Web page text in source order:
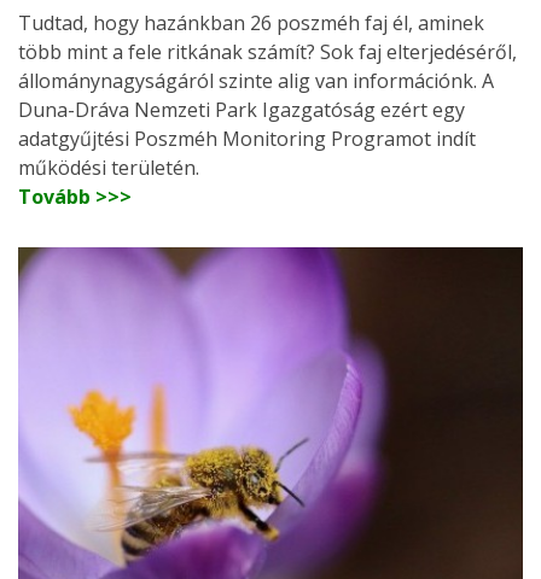
Tudtad, hogy hazánkban 26 poszméh faj él, aminek
több mint a fele ritkának számít? Sok faj elterjedéséről,
állománynagyságáról szinte alig van információnk. A
Duna-Dráva Nemzeti Park Igazgatóság ezért egy
adatgyűjtési Poszméh Monitoring Programot indít
működési területén.
Tovább >>>